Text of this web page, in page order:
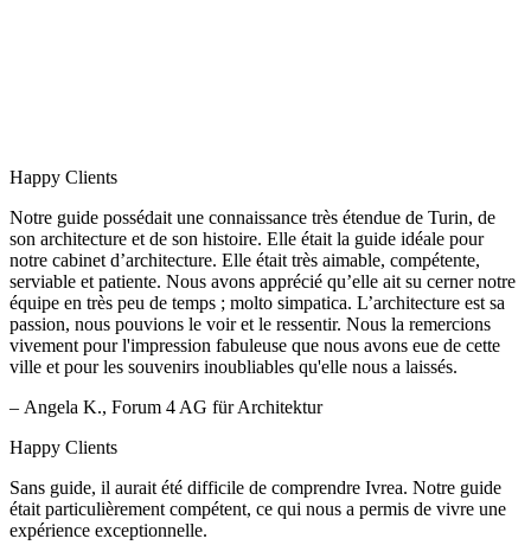
Happy Clients
Notre guide possédait une connaissance très étendue de Turin, de
son architecture et de son histoire. Elle était la guide idéale pour
notre cabinet d’architecture. Elle était très aimable, compétente,
serviable et patiente. Nous avons apprécié qu’elle ait su cerner notre
équipe en très peu de temps ; molto simpatica. L’architecture est sa
passion, nous pouvions le voir et le ressentir. Nous la remercions
vivement pour l'impression fabuleuse que nous avons eue de cette
ville et pour les souvenirs inoubliables qu'elle nous a laissés.
– Angela K., Forum 4 AG für Architektur
Happy Clients
Sans guide, il aurait été difficile de comprendre Ivrea. Notre guide
était particulièrement compétent, ce qui nous a permis de vivre une
expérience exceptionnelle.